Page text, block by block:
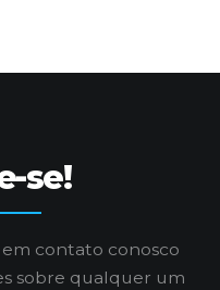
se!
contato conosco
sobre qualquer um